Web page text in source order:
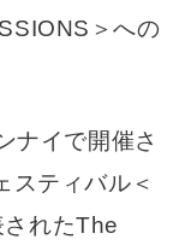
＞への
ナイで開催さ
スティバル＜
れたThe